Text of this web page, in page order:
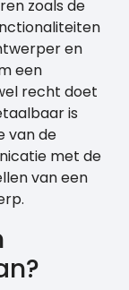
zoals de
en
een
recht doet
is
van de
met de
van een